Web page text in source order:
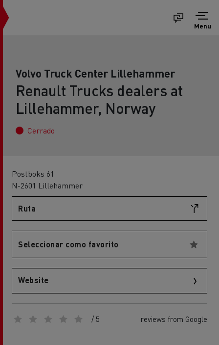
Menu
Volvo Truck Center Lillehammer
Renault Trucks dealers at
Lillehammer, Norway
Cerrado
Postboks 61
N-2601 Lillehammer
Ruta
Seleccionar como favorito
Website
/ 5 reviews from Google